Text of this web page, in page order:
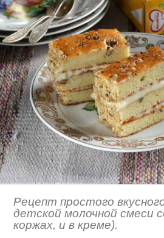
Рецепт простого
детской молочной смеси
коржах, и в креме).